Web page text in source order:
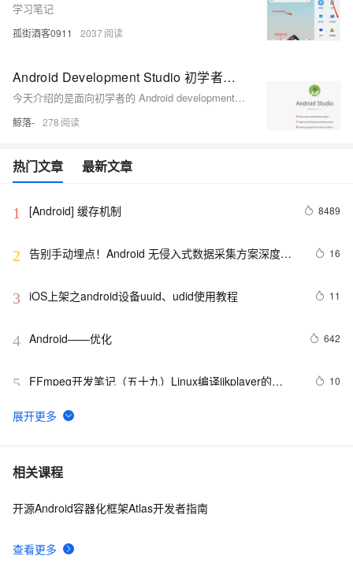
学习笔记
孤街酒客0911 2037
Android Development Studio 初学者教程
今天介绍的是面向初学者的 Android development studio 教程。它是用于 Android 开发的最佳 IDE 之一。在这篇文章中，我将引导你完成安装和设置 Android Studio 的步骤。
鲸落- 278
热门文章 最新文章
1 [Android] 缓存机制 8489
2 告别手动埋点！Android 无侵入式数据采集方案深度解
16
3 iOS上架之android设备uuid、udid使用教程 11
4 Android——优化 642
5
FFmpeg开发笔记（五十九）Linux编译ijkplayer的
10
6 申请google android map api key
7 Android第二十期 - 微信的主体构架
8 Android布局变化时动画效果的现实(一)
9 Android显示GIF动画完整示例(一)
相关课程
查看更多
开源Android容器化框架Atlas开发者指南